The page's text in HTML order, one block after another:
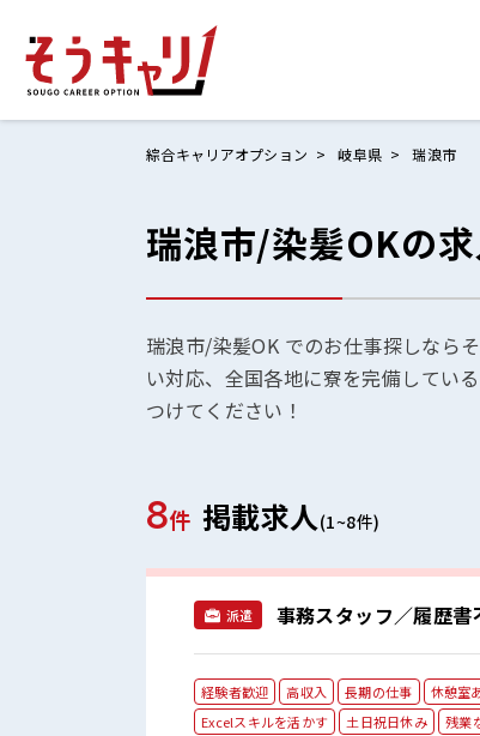
ホーム
お気に
お問い
綜合キャリアオプション 岐阜県 瑞浪市
瑞浪市/染髪OKの
瑞浪市/染髪OK でのお仕事探しなら
い対応、全国各地に寮を完備してい
つけてください！
8件 掲載求人(1~8件)
派遣 事務スタッフ／履歴書
経験者歓迎 高収入 長期の仕事 休憩室
Excelスキルを活かす
土日祝日休み 残業